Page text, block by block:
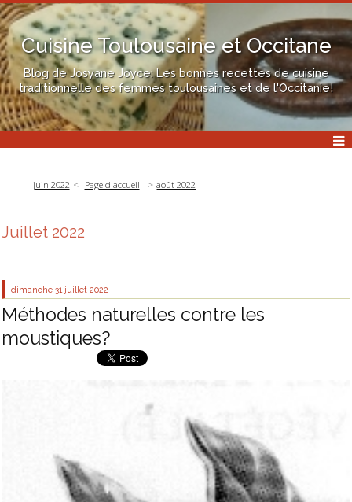
Cuisine Toulousaine et Occitane
Blog de Josyane Joyce: Les bonnes recettes de cuisine
traditionnelle des femmes toulousaines et de l'Occitanie!
juin 2022 Page d'accueil août 2022
Juillet 2022
dimanche 31 juillet 2022
Méthodes naturelles contre les
moustiques?